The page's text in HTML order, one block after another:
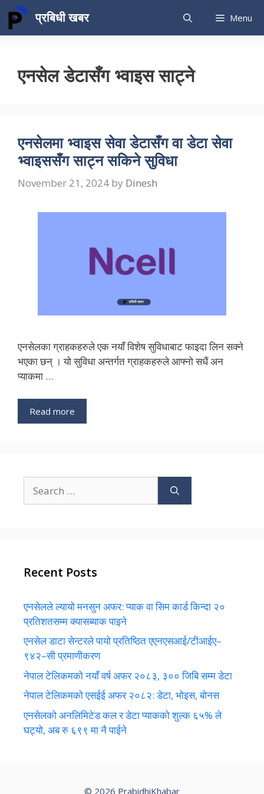
Skip
content
प्रबिधी खबर Menu
एनसेल डेटासँग भ्वाइस साट्ने
एनसेलमा भ्वाइस सेवा डेटासँग वा डेटा सेवा
भ्वाइससँग साट्न सकिने सुविधा
November 21, 2024 by Dinesh
एनसेलका ग्राहकहरुले एक नयाँ विशेष सुविधाबाट फाइदा लिन सक्ने
भएका छन् । यो सुविधा अन्तर्गत ग्राहकहरुले आफ्नो सधैं अन
प्याकमा …
Read more
for:
Recent Posts
एनसेलले ल्यायो मनसुन अफर: प्याक वा सिम कार्ड किन्दा २०
प्रतिशतसम्म क्यासब्याक पाइने
एनसेल डाटा सेन्टरले पायो प्रतिष्ठित एएनएसआई/टीआईए–
९४२–सी प्रमाणीकरण
नेपाल टेलिकमको नयाँ वर्ष अफर २०८३, ३०० जिबि सम्म डेटा
नेपाल टेलिकमको एसईई अफर २०८२: डेटा, भोइस, बोनस
एनसेलको अनलिमिटेड कल र डेटा प्याकको शुल्क ६५% ले
घट्यो, अब रु ६९९ मा नै पाईने
© 2026 PrabidhiKhabar